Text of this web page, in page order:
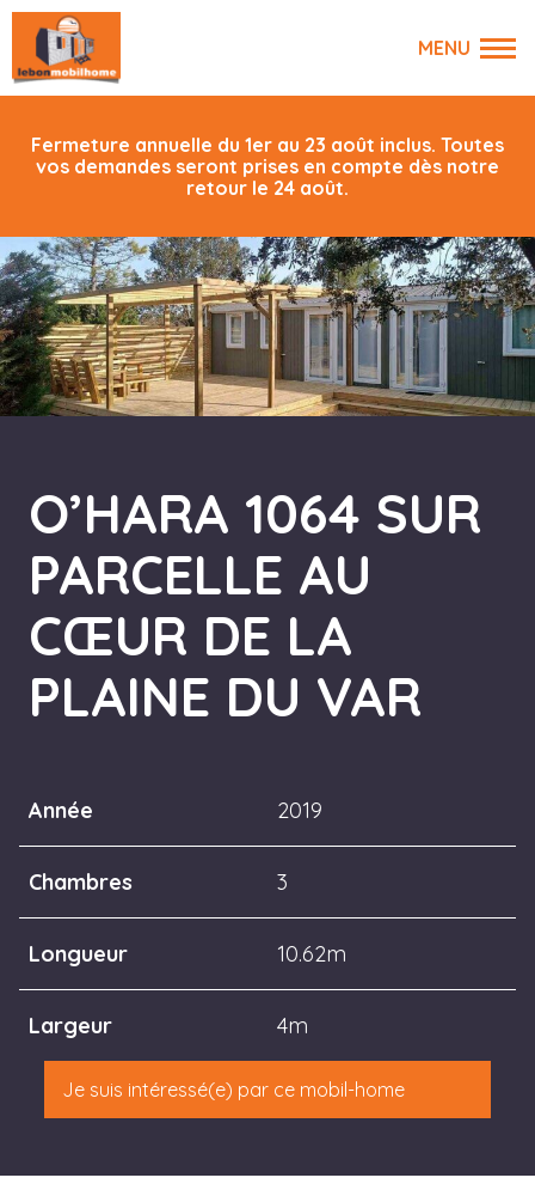
Fermeture annuelle du 1er au 23 août inclus. Toutes
vos demandes seront prises en compte dès notre
retour le 24 août.
O’HARA 1064 SUR
PARCELLE AU
CŒUR DE LA
PLAINE DU VAR
Année 2019
Chambres 3
Longueur 10.62m
Largeur 4m
Je suis intéressé(e) par ce mobil-home